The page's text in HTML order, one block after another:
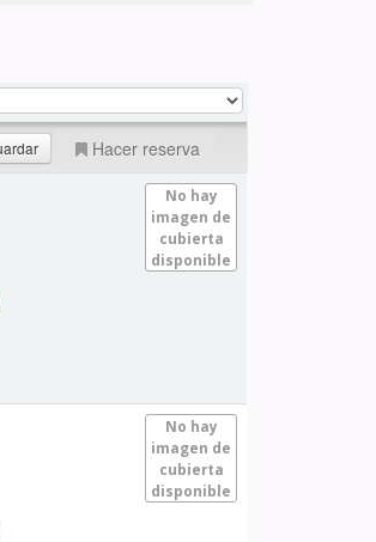
Hacer reserva
No hay
imagen de
cubierta
disponible
No hay
imagen de
cubierta
disponible